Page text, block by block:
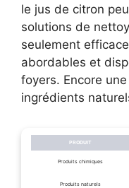
le jus de citron
solutions de
seulement
abordables et
foyers. Encore
ingrédients
PRODUIT
Produits chimiques
Produits naturels